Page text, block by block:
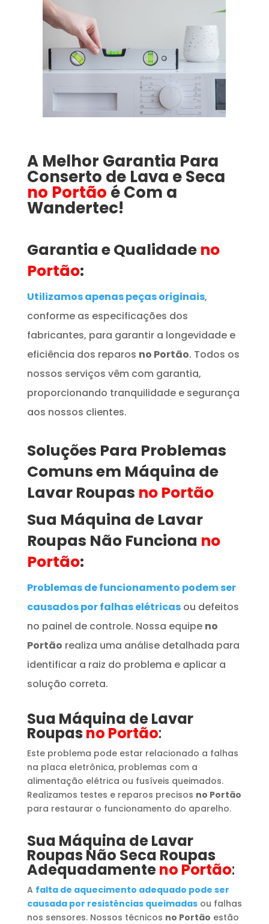
A Melhor Garantia Para
Conserto de Lava e Seca
no Portão é Com a
Wandertec!
Garantia e Qualidadeno
Portão:
Utilizamos apenas peças originais,
conforme as especificações dos
fabricantes, para garantir a longevidade e
eficiência dos reparos no Portão. Todos os
nossos serviços vêm com garantia,
proporcionando tranquilidade e segurança
aos nossos clientes.
Soluções Para Problemas
Comuns em Máquina de
Lavar Roupas no Portão
Sua Máquina de Lavar
Roupas Não Funciona no
Portão:
Problemas de funcionamento podem ser
causados por falhas elétricasou defeitos
no painel de controle. Nossa equipe no
Portão realiza uma análise detalhada para
identificar a raiz do problema e aplicar a
solução correta.
Sua Máquina de Lavar
Roupas no Portão:
Este problema pode estar relacionado a falhas
na placa eletrônica, problemas com a
alimentação elétrica ou fusíveis queimados.
Realizamos testes e reparos precisos no Portão
para restaurar o funcionamento do aparelho.
Sua Máquina de Lavar
Roupas ​ Não Seca Roupas
Adequadamenteno Portão:
A falta de aquecimento adequado pode ser
causada por resistências queimadas ou falhas
nos sensores. Nossos técnicos no Portão estão